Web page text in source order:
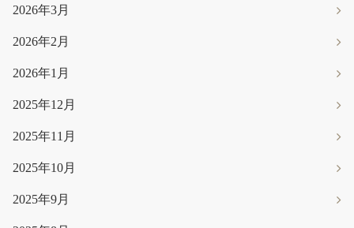
2026年3月
2026年2月
2026年1月
2025年12月
2025年11月
2025年10月
2025年9月